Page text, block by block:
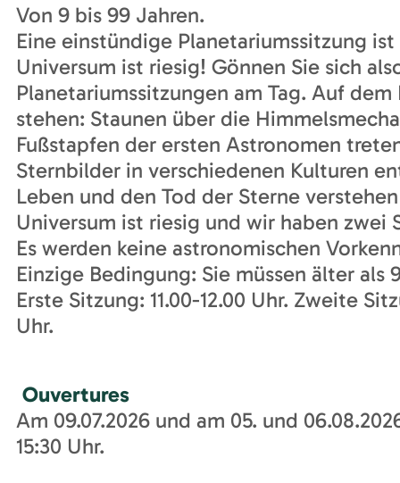
Von 9 bis 99 Jahren.
Eine einstündige Planetariumssitzung
Universum ist riesig! Gönnen Sie sich
Planetariumssitzungen am Tag. Auf dem
stehen: Staunen über die
Fußstapfen der ersten Astronomen
Sternbilder in verschiedenen Kulturen
Leben und den Tod der Sterne verstehen
Universum ist riesig und wir haben zwei
Es werden keine astronomischen
Einzige Bedingung: Sie müssen älter als
Erste Sitzung: 11.00-12.00 Uhr. Zweite
Uhr.
Ouvertures
Am 09.07.2026 und am 05. und
15:30 Uhr.